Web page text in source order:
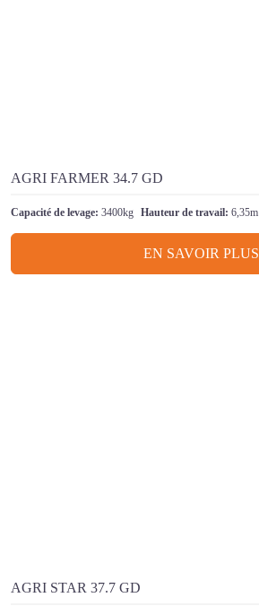
AGRI FARMER 34.7 GD
Capacité de levage: 3400kg Hauteur de travail: 6,35m
EN SAVOIR PLUS
AGRI STAR 37.7 GD